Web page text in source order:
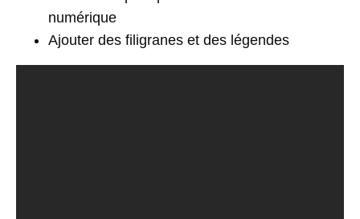
numérique
Ajouter des filigranes et des légendes